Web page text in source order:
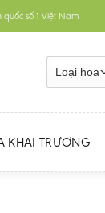
quốc số 1 Việt Nam
KHAI TRƯƠNG